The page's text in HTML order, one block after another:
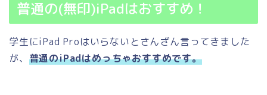
普通の(無印)iPadはおすすめ！
学生にiPad Proはいらないとさんざん言ってきました
が、 普通のiPadはめっちゃおすすめです。